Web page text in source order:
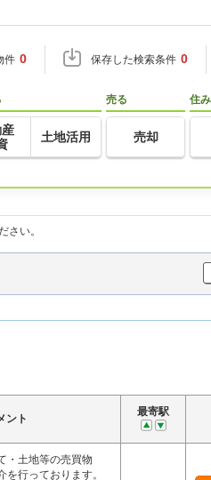
件 0 保存した検索条件 0
土地活用
売る
売却
住
さい。
ント
最寄駅
・土地等の売買物
行っております。